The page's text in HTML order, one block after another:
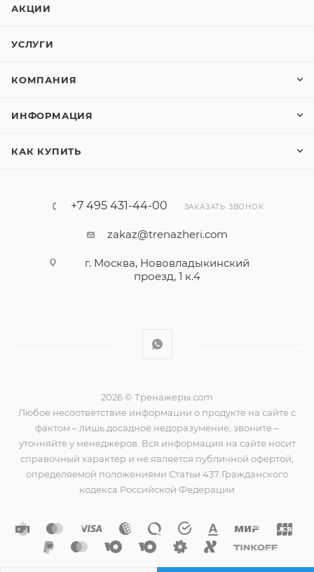
АКЦИИ
УСЛУГИ
КОМПАНИЯ
ИНФОРМАЦИЯ
КАК КУПИТЬ
+7 495 431-44-00 ЗАКАЗАТЬ ЗВОНОК
zakaz@trenazheri.com
г. Москва, Нововладыкинский
проезд, 1 к.4
2026 © Тренажеры.com
Любое несоответствие информации о продукте на сайте с
фактом – лишь досадное недоразумение, звоните –
уточняйте у менеджеров. Вся информация на сайте носит
справочный характер и не является публичной офертой,
определяемой положениями Статьи 437 Гражданского
кодекса Российской Федерации